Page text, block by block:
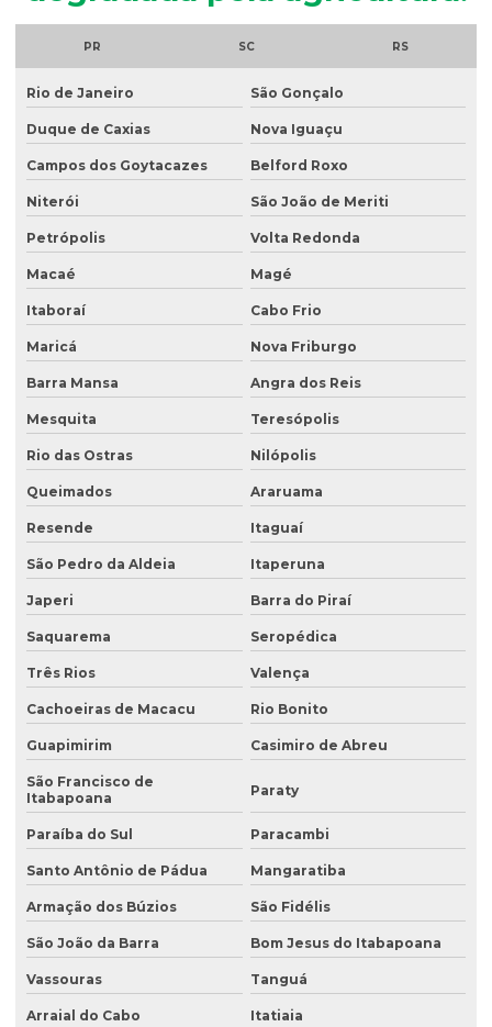
Análise de ph do solo
Análise de potabilidade da água
Análise química do solo
Análise de sólidos em efluentes
Análise de solo amostragem
Análise de solo completa
Análise de solo para construção
Análise de solo contaminado
Análise de solo física
Análise de solo fósforo
Análise de solo laboratório
Análise de solo valor
Avaliação ambiental preliminar
Avaliação ambiental de terrenos com potencial de contaminação
Avaliação de área de risco ambiental e sanitária
Avaliação de áreas contaminadas
Avaliação de efluentes industriais
Avaliação de passivo ambiental
Avaliação preliminar de áreas contaminadas
Avaliação preliminar de passivo ambiental
Coleta de água
Coleta de água para análise
Coleta de água para análise físico química
PR SC RS
Rio de Janeiro São Gonçalo
Duque de Caxias Nova Iguaçu
Campos dos Goytacazes Belford Roxo
Niterói São João de Meriti
Petrópolis Volta Redonda
Macaé Magé
Itaboraí Cabo Frio
Maricá Nova Friburgo
Barra Mansa Angra dos Reis
Mesquita Teresópolis
Rio das Ostras Nilópolis
Queimados Araruama
Resende Itaguaí
São Pedro da Aldeia Itaperuna
Japeri Barra do Piraí
Saquarema Seropédica
Três Rios Valença
Cachoeiras de Macacu Rio Bonito
Guapimirim Casimiro de Abreu
São Francisco de
Itabapoana
Paraty
Paraíba do Sul Paracambi
Santo Antônio de Pádua Mangaratiba
Armação dos Búzios São Fidélis
São João da Barra Bom Jesus do Itabapoana
Vassouras Tanguá
Arraial do Cabo Itatiaia